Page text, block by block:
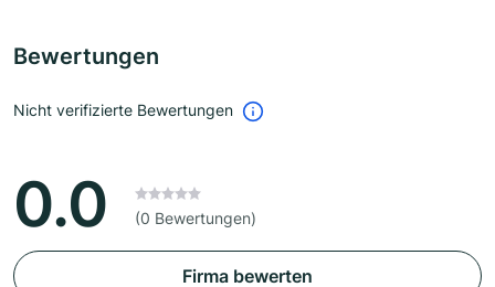
Bewertungen
Nicht verifizierte Bewertungen
0.0 (0 Bewertungen)
Firma bewerten